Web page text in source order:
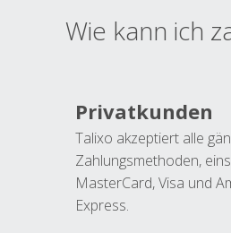
Wie kann ich
Privatkunden
Talixo akzeptiert alle
Zahlungsmethoden,
MasterCard, Visa und
Express.